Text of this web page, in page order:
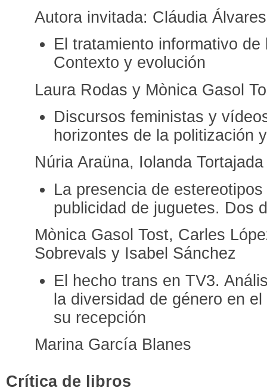
Autora invitada: Cláudia Álvares
El tratamiento informativo
Contexto y evolución
Laura Rodas y Mònica Gasol
Discursos feministas y
horizontes de la politización
Núria Araüna, Iolanda
La presencia de
publicidad de juguetes. Dos
Mònica Gasol Tost, Carles
Sobrevals y Isabel Sánchez
El hecho trans en TV3.
la diversidad de género en
su recepción
Marina García Blanes
Crítica de libros